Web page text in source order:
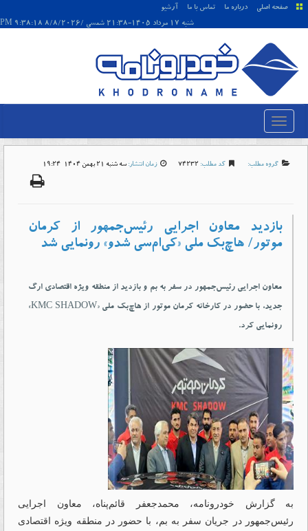
صفحه اصلی درباره ما تماس با ما
آرشیو
شنبه 17 مرداد 1405-21:38 شمسی /8/8/2026 9:38:18 PM
گروه مطلب: کد مطلب: 74232 زمان انتشار: سه شنبه 21 بهمن 1404-19:24
بازدید معاون اجرایی رئیس‌جمهور از کرمان
موتور/ هاچ‌بک ملی «کی‌ام‌سی شدو» رونمایی شد
معاون اجرایی رئیس‌جمهور در سفر به بم و بازدید از منطقه ویژه اقتصادی ارگ
جدید، با حضور در کارخانه کرمان موتور از هاچ‌بک ملی «KMC SHADOW»
رونمایی کرد.
به گزارش خودرونامه، محمدجعفر قائم‌پناه، معاون اجرایی
رئیس‌جمهور در جریان سفر به بم، با حضور در منطقه ویژه اقتصادی